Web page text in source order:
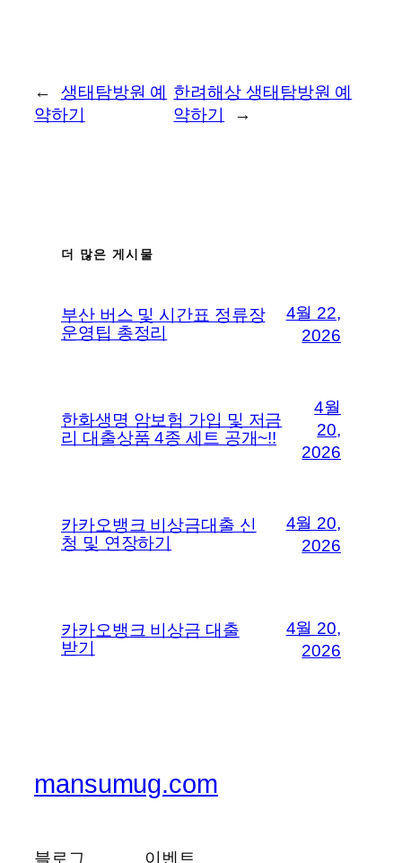
←
생태탐방원 예
약하기
한려해상 생태탐방원 예
약하기
→
더 많은 게시물
부산 버스 및 시간표 정류장
운영팁 총정리
4월 22,
2026
한화생명 암보험 가입 및 저금
리 대출상품 4종 세트 공개~!!
4월
20,
2026
카카오뱅크 비상금대출 신
청 및 연장하기
4월 20,
2026
카카오뱅크 비상금 대출
받기
4월 20,
2026
mansumug.com
블로그 이벤트